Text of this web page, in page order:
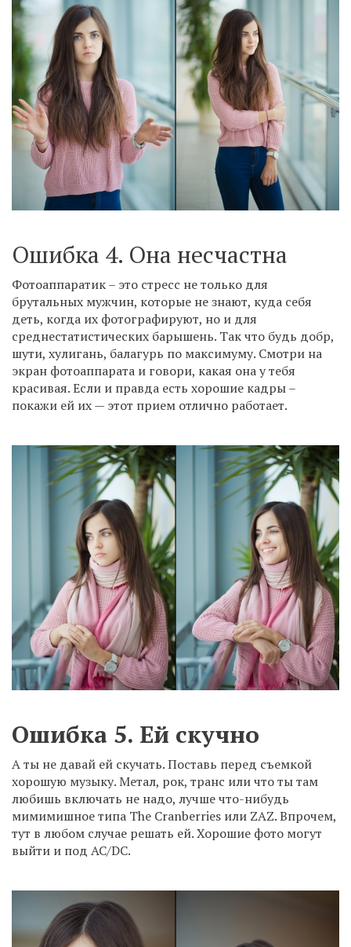
Ошибка 4. Она несчастна
Фотоаппаратик – это стресс не только для
брутальных мужчин, которые не знают, куда себя
деть, когда их фотографируют, но и для
среднестатистических барышень. Так что будь добр,
шути, хулигань, балагурь по максимуму. Смотри на
экран фотоаппарата и говори, какая она у тебя
красивая. Если и правда есть хорошие кадры –
покажи ей их — этот прием отлично работает.
Ошибка 5. Ей скучно
А ты не давай ей скучать. Поставь перед съемкой
хорошую музыку. Метал, рок, транс или что ты там
любишь включать не надо, лучше что-нибудь
мимимишное типа The Cranberries или ZAZ. Впрочем,
тут в любом случае решать ей. Хорошие фото могут
выйти и под AC/DC.